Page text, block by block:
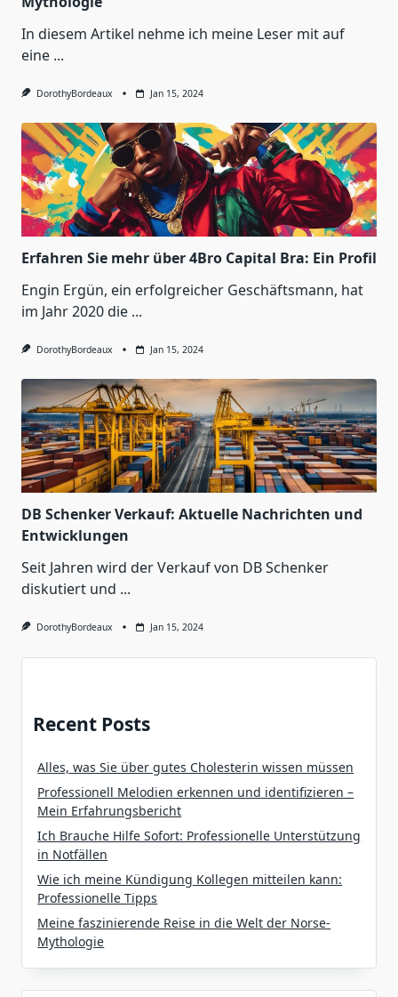
In diesem Artikel nehme ich meine Leser mit auf
eine ...
DorothyBordeaux Jan 15, 2024
Erfahren Sie mehr über 4Bro Capital Bra: Ein Profil
Engin Ergün, ein erfolgreicher Geschäftsmann, hat
im Jahr 2020 die ...
DorothyBordeaux Jan 15, 2024
DB Schenker Verkauf: Aktuelle Nachrichten und
Entwicklungen
Seit Jahren wird der Verkauf von DB Schenker
diskutiert und ...
DorothyBordeaux Jan 15, 2024
Recent Posts
Alles, was Sie über gutes Cholesterin wissen müssen
Professionell Melodien erkennen und identifizieren –
Mein Erfahrungsbericht
Ich Brauche Hilfe Sofort: Professionelle Unterstützung
in Notfällen
Wie ich meine Kündigung Kollegen mitteilen kann:
Professionelle Tipps
Meine faszinierende Reise in die Welt der Norse-
Mythologie